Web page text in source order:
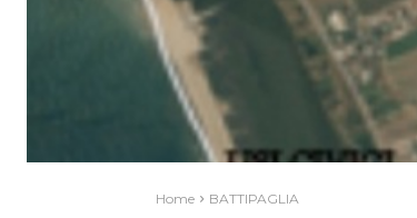
Home BATTIPAGLIA